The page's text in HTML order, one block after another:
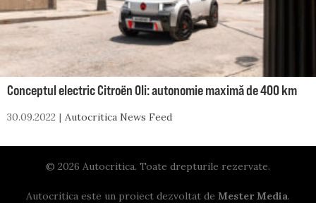
Conceptul electric Citroën Oli: autonomie maximă de 400 km
30.09.2022 Autocritica News Feed
© 2026 Autocritica. Toate drepturile rezervate.
Autocritica este un proiect dezvoltat de Mester Media.